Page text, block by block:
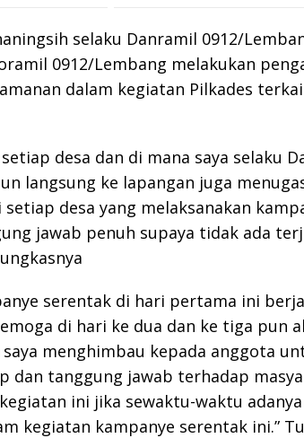
selaku Danramil 0912/
0912/Lembang melakukan
dalam kegiatan Pilkades
desa dan di mana saya selaku
langsung ke lapangan juga
desa yang melaksanakan
jawab penuh supaya tidak ada
serentak di hari pertama ini
di hari ke dua dan ke tiga pun
menghimbau kepada anggota
dan tanggung jawab terhadap
ini jika sewaktu-waktu adanya
kegiatan kampanye serentak ini.”